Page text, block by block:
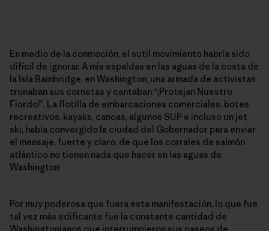
En medio de la conmoción, el sutil movimiento habría sido
difícil de ignorar. A mis espaldas en las aguas de la costa de
la Isla Bainbridge, en Washington, una armada de activistas
tronaban sus cornetas y cantaban “¡Protejan Nuestro
Fiordo!”. La flotilla de embarcaciones comerciales, botes
recreativos, kayaks, canoas, algunos SUP e incluso un jet
ski, había convergido la ciudad del Gobernador para enviar
el mensaje, fuerte y claro, de que los corrales de salmón
atlántico no tienen nada que hacer en las aguas de
Washington
Por muy poderosa que fuera esta manifestación, lo que fue
tal vez más edificante fue la constante cantidad de